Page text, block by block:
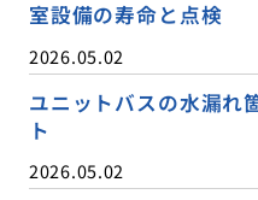
室設備の寿命と点検
2026.05.02
ユニットバスの水漏れ
ト
2026.05.02